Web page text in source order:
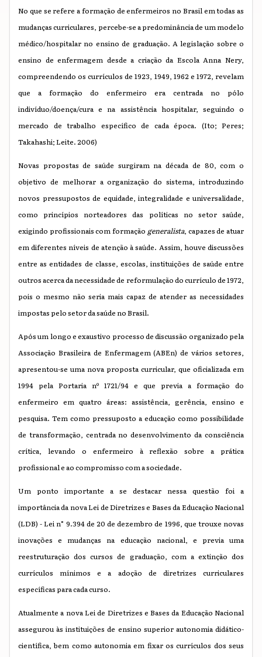
No que se refere a formação de enfermeiros no Brasil em todas as
mudanças curriculares, percebe-se a predominância de um modelo
médico/hospitalar no ensino de graduação. A legislação sobre o
ensino de enfermagem desde a criação da Escola Anna Nery,
compreendendo os currículos de 1923, 1949, 1962 e 1972, revelam
que a formação do enfermeiro era centrada no pólo
indivíduo/doença/cura e na assistência hospitalar, seguindo o
mercado de trabalho específico de cada época. (Ito; Peres;
Takahashi; Leite. 2006)
Novas propostas de saúde surgiram na década de 80, com o
objetivo de melhorar a organização do sistema, introduzindo
novos pressupostos de equidade, integralidade e universalidade,
como princípios norteadores das políticas no setor saúde,
exigindo profissionais com formação generalista, capazes de atuar
em diferentes níveis de atenção à saúde. Assim, houve discussões
entre as entidades de classe, escolas, instituições de saúde entre
outros acerca da necessidade de reformulação do currículo de 1972,
pois o mesmo não seria mais capaz de atender as necessidades
impostas pelo setor da saúde no Brasil.
Após um longo e exaustivo processo de discussão organizado pela
Associação Brasileira de Enfermagem (ABEn) de vários setores,
apresentou-se uma nova proposta curricular, que oficializada em
1994 pela Portaria nº 1721/94 e que previa a formação do
enfermeiro em quatro áreas: assistência, gerência, ensino e
pesquisa. Tem como pressuposto a educação como possibilidade
de transformação, centrada no desenvolvimento da consciência
crítica, levando o enfermeiro à reflexão sobre a prática
profissional e ao compromisso com a sociedade.
Um ponto importante a se destacar nessa questão foi a
importância da nova Lei de Diretrizes e Bases da Educação Nacional
(LDB) - Lei n° 9.394 de 20 de dezembro de 1996, que trouxe novas
inovações e mudanças na educação nacional, e previa uma
reestruturação dos cursos de graduação, com a extinção dos
currículos mínimos e a adoção de diretrizes curriculares
específicas para cada curso.
Atualmente a nova Lei de Diretrizes e Bases da Educação Nacional
assegurou às instituições de ensino superior autonomia didático-
científica, bem como autonomia em fixar os currículos dos seus